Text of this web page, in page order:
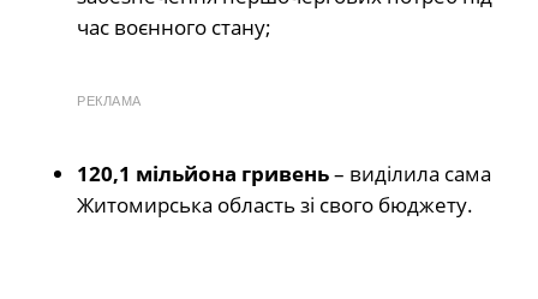
час воєнного стану;
РЕКЛАМА
120,1 мільйона гривень– виділила сама
Житомирська область зі свого бюджету.